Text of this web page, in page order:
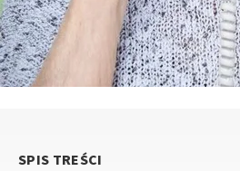
SPIS TREŚCI